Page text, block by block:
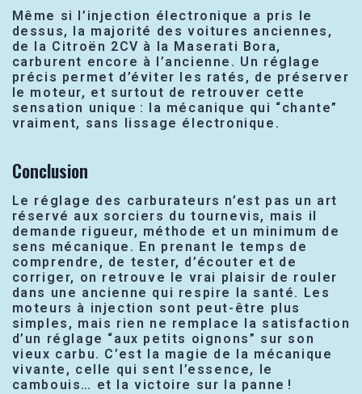
Même si l’injection électronique a pris le
dessus, la majorité des voitures anciennes,
de la Citroën 2CV à la Maserati Bora,
carburent encore à l’ancienne. Un réglage
précis permet d’éviter les ratés, de préserver
le moteur, et surtout de retrouver cette
sensation unique : la mécanique qui “chante”
vraiment, sans lissage électronique.
Conclusion
Le réglage des carburateurs n’est pas un art
réservé aux sorciers du tournevis, mais il
demande rigueur, méthode et un minimum de
sens mécanique. En prenant le temps de
comprendre, de tester, d’écouter et de
corriger, on retrouve le vrai plaisir de rouler
dans une ancienne qui respire la santé. Les
moteurs à injection sont peut-être plus
simples, mais rien ne remplace la satisfaction
d’un réglage “aux petits oignons” sur son
vieux carbu. C’est la magie de la mécanique
vivante, celle qui sent l’essence, le
cambouis… et la victoire sur la panne !